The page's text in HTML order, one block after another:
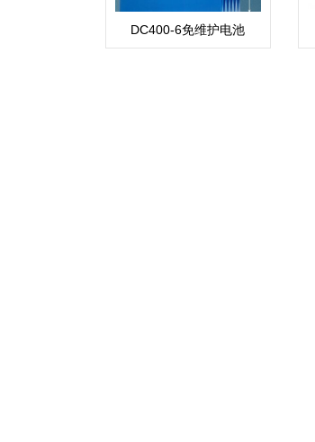
DC400-6免维护电池